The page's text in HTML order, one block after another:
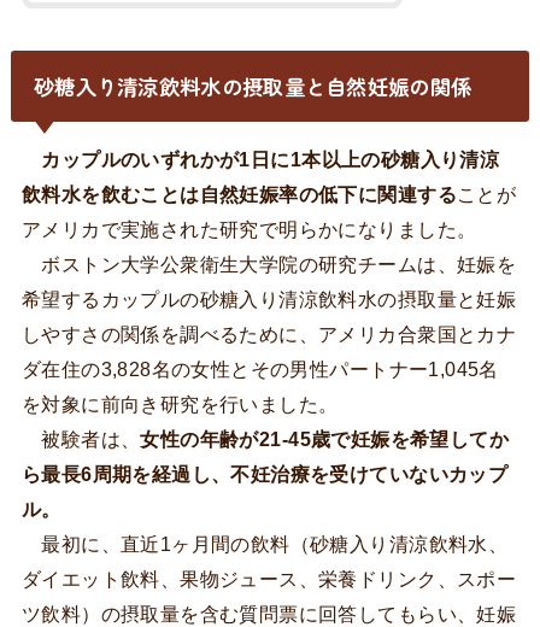
砂糖入り清涼飲料水の摂取量と自然妊娠の関係
カップルのいずれかが1日に1本以上の砂糖入り清涼
飲料水を飲むことは自然妊娠率の低下に関連することが
アメリカで実施された研究で明らかになりました。
ボストン大学公衆衛生大学院の研究チームは、妊娠を
希望するカップルの砂糖入り清涼飲料水の摂取量と妊娠
しやすさの関係を調べるために、アメリカ合衆国とカナ
ダ在住の3,828名の女性とその男性パートナー1,045名
を対象に前向き研究を行いました。
被験者は、女性の年齢が21-45歳で妊娠を希望してか
ら最長6周期を経過し、不妊治療を受けていないカップ
ル。
最初に、直近1ヶ月間の飲料（砂糖入り清涼飲料水、
ダイエット飲料、果物ジュース、栄養ドリンク、スポー
ツ飲料）の摂取量を含む質問票に回答してもらい、妊娠